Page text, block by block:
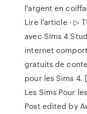
l'argent en
Lire l'article · ▷
avec Sims 4
internet
gratuits de
pour les Sims 4.
Les Sims Pour
Post edited by